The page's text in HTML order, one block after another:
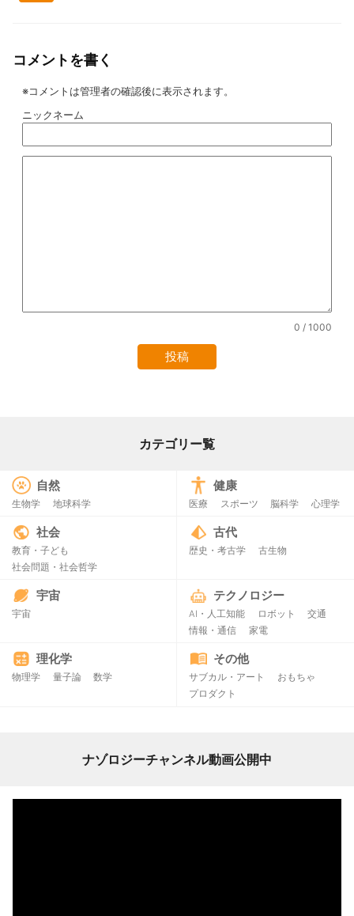
コメントを書く
※コメントは管理者の確認後に表示されます。
ニックネーム
0 / 1000
カテゴリー覧
自然
生物学 地球科学
健康
医療 スポーツ 脳科学 心理学
社会
教育・子ども
社会問題・社会哲学
古代
歴史・考古学 古生物
宇宙
宇宙
テクノロジー
AI・人工知能 ロボット
交通
情報・通信
家電
理化学
物理学 量子論 数学
その他
サブカル・アート
おもちゃ
プロダクト
ナゾロジーチャンネル動画公開中